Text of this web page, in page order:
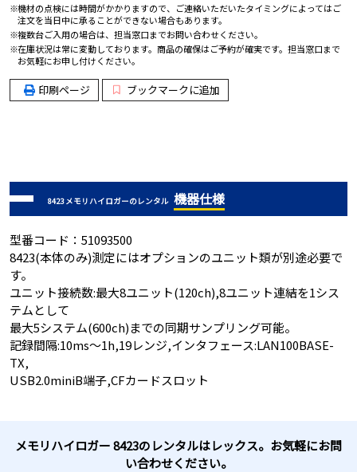
機材の点検には時間がかかりますので、ご連絡いただいたタイミングによってはご
注文を当日中に承ることができない場合もあります。
複数台ご入用の場合は、担当窓口までお問い合わせください。
在庫状況は常に変動しております。商品の確保はご予約が確実です。担当窓口まで
お気軽にお申し付けください。
印刷ページ ブックマークに追加
8423 メモリハイロガーのレンタル 機器仕様
型番コード：51093500
8423(本体のみ)測定にはオプションのユニット類が別途必要で
す。
ユニット接続数:最大8ユニット(120ch),8ユニット連結を1シス
テムとして
最大5システム(600ch)までの同期サンプリング可能。
記録間隔:10ms～1h,19レンジ,インタフェース:LAN100BASE-
TX,
USB2.0miniB端子,CFカードスロット
メモリハイロガー 8423のレンタルはレックス。お気軽にお問
い合わせください。